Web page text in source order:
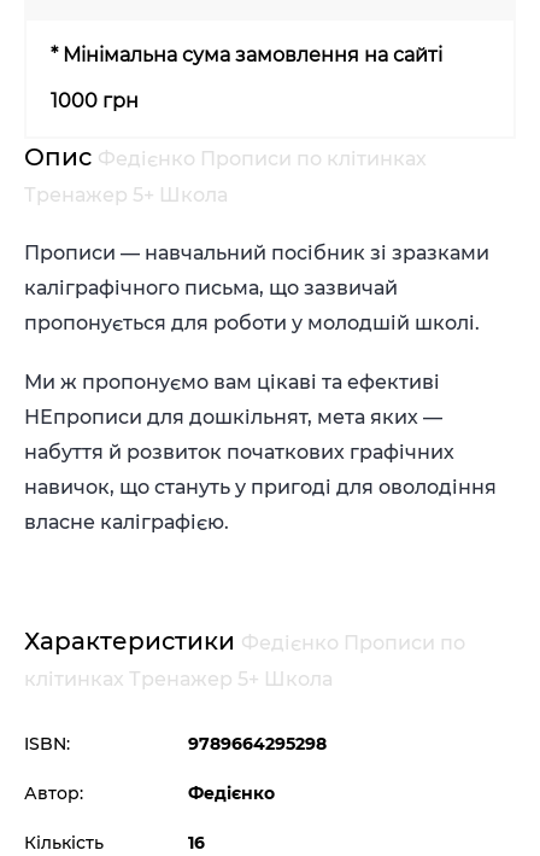
* Мінімальна сума замовлення на сайті
1000 грн
Опис Федієнко Прописи по клітинках
Тренажер 5+ Школа
Прописи — навчальний посібник зі зразками
каліграфічного письма, що зазвичай
пропонується для роботи у молодшій школі.
Ми ж пропонуємо вам цікаві та ефективі
НЕпрописи для дошкільнят, мета яких —
набуття й розвиток початкових графічних
навичок, що стануть у пригоді для оволодіння
власне каліграфією.
Характеристики Федієнко Прописи по
клітинках Тренажер 5+ Школа
ISBN: 9789664295298
Автор: Федієнко
Кількість
16